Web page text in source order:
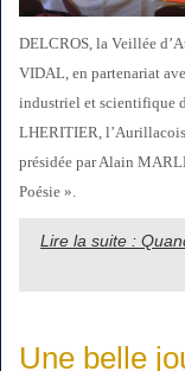
DELCROS, la Veillée
VIDAL, en partenariat
industriel et scientifique
LHERITIER,
présidée par Alain
Poésie ».
Lire la suite :
Une belle